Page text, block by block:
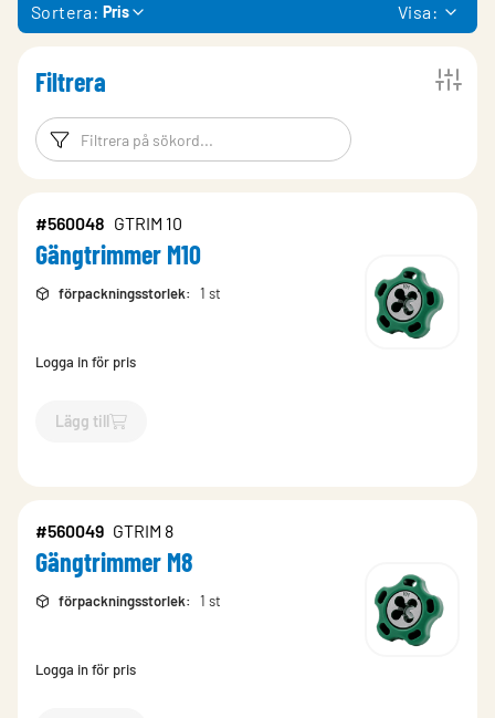
Sortera: Pris Visa:
Filtrera
Filtreringsord Filtrera
#560048 GTRIM 10
Gängtrimmer M10
förpackningsstorlek: 1 st
Logga in för pris
Lägg till
`$Lägg till
#560049 GTRIM 8
Gängtrimmer M8
förpackningsstorlek: 1 st
Logga in för pris